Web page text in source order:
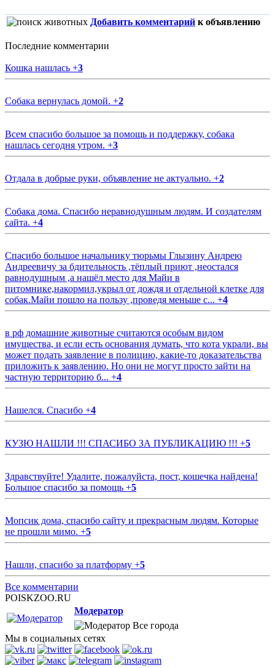
Добавить комментарий к объявлению
Последние комментарии
Кошка нашлась +3
Собака вернулась домой. +2
Всем спасибо большое за помощь и поддержку, собака
нашлась сегодня утром. +3
Отдала в добрые руки, объявление не актуально. +2
Собака дома. Спасибо неравнодушным людям. И создателям
сайта. +4
Спасибо большое начальнику тюрьмы Глызину Андрею
Андреевичу за бдительность ,тёплый приют ,неостался
равнодушным ,а нашёл место для Майи в
питомнике,накормил,укрыл от дождя и отдельной клетке для
собак.Майи пошло на пользу ,проведя меньше с... +4
в рф домашние животные считаются особым видом
имущества, и если есть основания думать, что кота украли, вы
может подать заявление в полицию, какие-то доказательства
приложить к заявлению. Но они не могут просто зайти на
частную территорию б... +4
Нашелся. Спасибо +4
КУЗЮ НАШЛИ !!! СПАСИБО ЗА ПУБЛИКАЦИЮ !!! +5
Здравствуйте! Удалите, пожалуйста, пост, кошечка найдена!
Большое спасибо за помощь +5
Мопсик дома, спасибо сайту и прекрасным людям. Которые
не прошли мимо. +5
Нашли, спасибо за платформу +5
Все комментарии
POISKZOO.RU
Модератор
Все города
Мы в социальных сетях